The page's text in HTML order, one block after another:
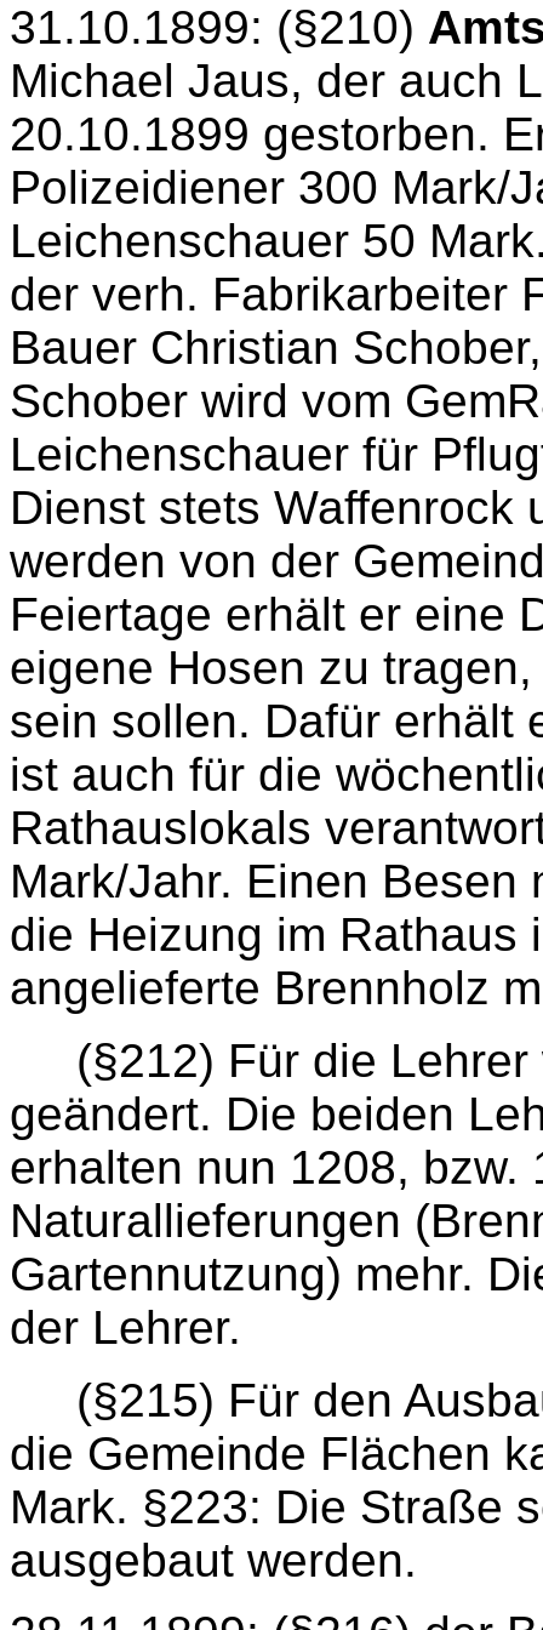
31.10.1899: (§210)
Michael Jaus, der auch
20.10.1899 gestorben.
Polizeidiener 300 Mark/
Leichenschauer 50
der verh. Fabrikarbeiter
Bauer Christian
Schober wird vom
Leichenschauer für
Dienst stets Waffenrock
werden von der
Feiertage erhält er eine
eigene Hosen zu
sein sollen. Dafür erhält
ist auch für die
Rathauslokals
Mark/Jahr. Einen
die Heizung im Rathaus
angelieferte Brennholz
(§212) Für die
geändert. Die beiden
erhalten nun 1208, bzw.
Naturallieferungen
Gartennutzung) mehr.
der Lehrer.
(§215) Für den
die Gemeinde Flächen
Mark. §223: Die Straße
ausgebaut werden.